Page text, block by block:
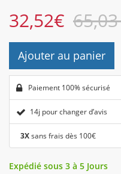
32,52€
Ajouter au panier
Paiement 100% sécurisé
14j pour changer d’avis
3Xsans frais dès 100€
Expédié sous 3 à 5 Jours